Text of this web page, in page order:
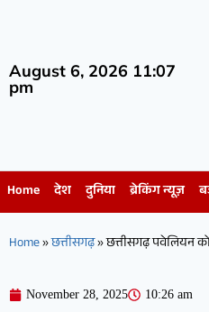
August 6, 2026 11:07
pm
Home देश दुनिया ब्रेकिंग न्यूज़
Home»छत्तीसगढ़»छत्तीसगढ़ पवेलियन
November 28, 2025 10:26 am